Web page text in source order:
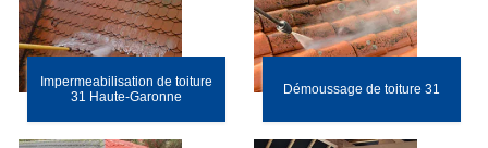
Impermeabilisation de toiture
31 Haute-Garonne
Démoussage de toiture 31